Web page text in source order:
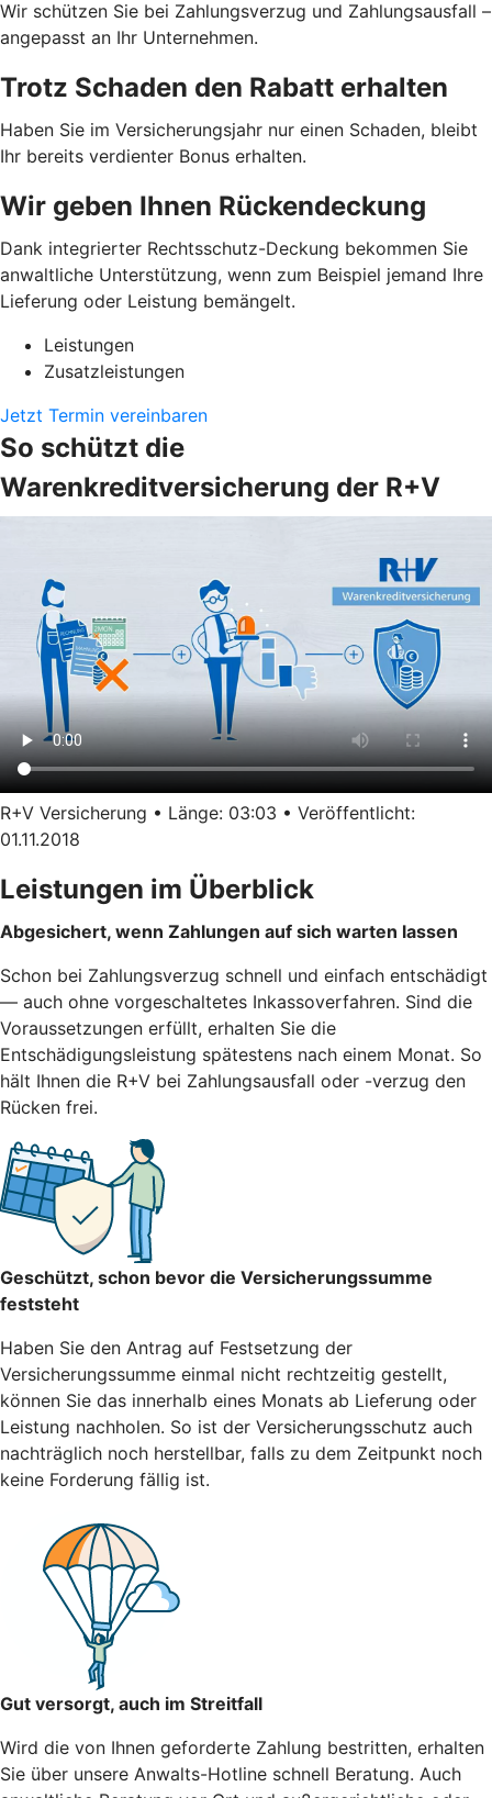
Wir schützen Sie bei Zahlungsverzug und Zahlungsausfall –
angepasst an Ihr Unternehmen.
Trotz Schaden den Rabatt erhalten
Haben Sie im Versicherungsjahr nur einen Schaden, bleibt
Ihr bereits verdienter Bonus erhalten.
Wir geben Ihnen Rückendeckung
Dank integrierter Rechtsschutz-Deckung bekommen Sie
anwaltliche Unterstützung, wenn zum Beispiel jemand Ihre
Lieferung oder Leistung bemängelt.
Leistungen
Zusatzleistungen
Jetzt Termin vereinbaren
So schützt die
Warenkreditversicherung der R+V
R+V Versicherung • Länge: 03:03 • Veröffentlicht:
01.11.2018
Leistungen im Überblick
Abgesichert, wenn Zahlungen auf sich warten lassen
Schon bei Zahlungsverzug schnell und einfach entschädigt
— auch ohne vorgeschaltetes Inkassoverfahren. Sind die
Voraussetzungen erfüllt, erhalten Sie die
Entschädigungsleistung spätestens nach einem Monat. So
hält Ihnen die R+V bei Zahlungsausfall oder -verzug den
Rücken frei.
Geschützt, schon bevor die Versicherungssumme
feststeht
Haben Sie den Antrag auf Festsetzung der
Versicherungssumme einmal nicht rechtzeitig gestellt,
können Sie das innerhalb eines Monats ab Lieferung oder
Leistung nachholen. So ist der Versicherungsschutz auch
nachträglich noch herstellbar, falls zu dem Zeitpunkt noch
keine Forderung fällig ist.
Gut versorgt, auch im Streitfall
Wird die von Ihnen geforderte Zahlung bestritten, erhalten
Sie über unsere Anwalts-Hotline schnell Beratung. Auch